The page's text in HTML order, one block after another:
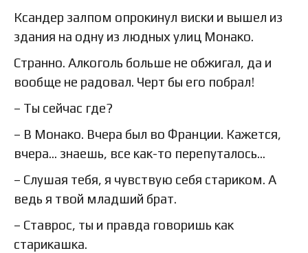
Ксандер залпом опрокинул виски и вышел из
здания на одну из людных улиц Монако.
Странно. Алкоголь больше не обжигал, да и
вообще не радовал. Черт бы его побрал!
– Ты сейчас где?
– В Монако. Вчера был во Франции. Кажется,
вчера… знаешь, все как-то перепуталось…
– Слушая тебя, я чувствую себя стариком. А
ведь я твой младший брат.
– Ставрос, ты и правда говоришь как
старикашка.